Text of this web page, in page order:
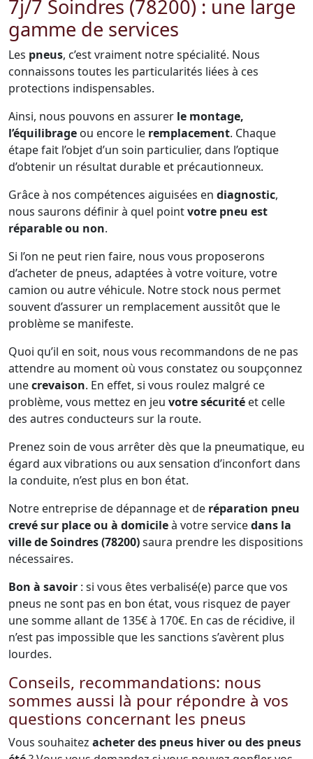
7j/7 Soindres (78200) : une large
gamme de services
Les pneus, c’est vraiment notre spécialité. Nous
connaissons toutes les particularités liées à ces
protections indispensables.
Ainsi, nous pouvons en assurer le montage,
l’équilibrage ou encore le remplacement. Chaque
étape fait l’objet d’un soin particulier, dans l’optique
d’obtenir un résultat durable et précautionneux.
Grâce à nos compétences aiguisées en diagnostic,
nous saurons définir à quel pointvotre pneu est
réparable ou non.
Si l’on ne peut rien faire, nous vous proposerons
d’acheter de pneus, adaptées à votre voiture, votre
camion ou autre véhicule. Notre stock nous permet
souvent d’assurer un remplacement aussitôt que le
problème se manifeste.
Quoi qu’il en soit, nous vous recommandons de ne pas
attendre au moment où vous constatez ou soupçonnez
unecrevaison. En effet, si vous roulez malgré ce
problème, vous mettez en jeu votre sécurité et celle
des autres conducteurs sur la route.
Prenez soin de vous arrêter dès que la pneumatique, eu
égard aux vibrations ou aux sensation d’inconfort dans
la conduite, n’est plus en bon état.
Notre entreprise de dépannage et de réparation pneu
crevé sur place ou à domicileà votre servicedans la
ville de Soindres (78200)saura prendre les dispositions
nécessaires.
Bon à savoir : si vous êtes verbalisé(e) parce que vos
pneus ne sont pas en bon état, vous risquez de payer
une somme allant de 135€ à 170€. En cas de récidive, il
n’est pas impossible que les sanctions s’avèrent plus
lourdes.
Conseils, recommandations: nous
sommes aussi là pour répondre à vos
questions concernant les pneus
Vous souhaitez acheter des pneus hiver ou des pneus